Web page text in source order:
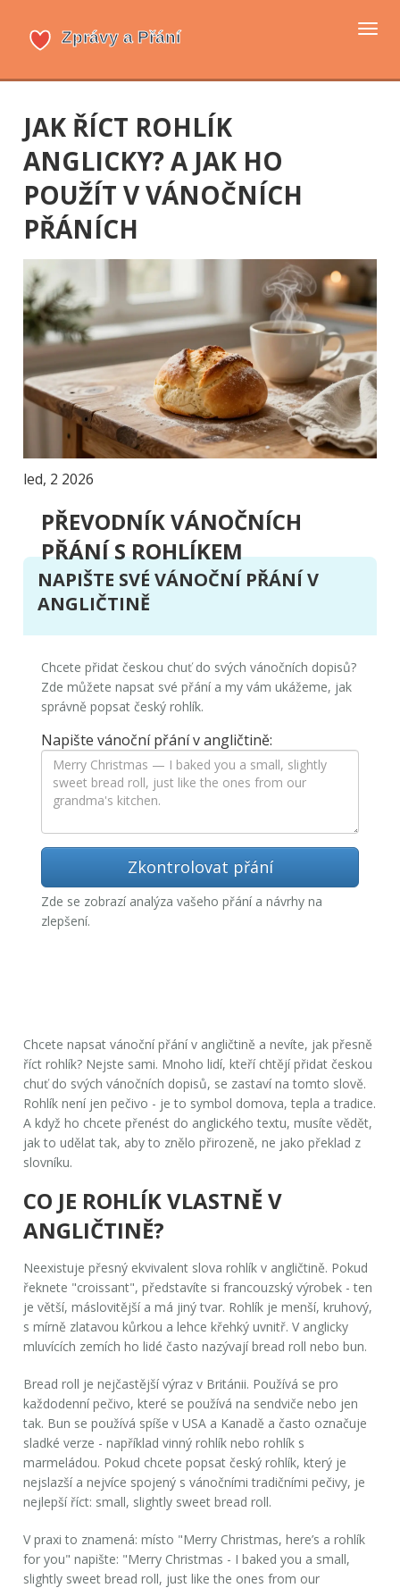
JAK ŘÍCT ROHLÍK
ANGLICKY? A JAK HO
POUŽÍT V VÁNOČNÍCH
PŘÁNÍCH
led, 2 2026
PŘEVODNÍK VÁNOČNÍCH
PŘÁNÍ S ROHLÍKEM
NAPIŠTE SVÉ VÁNOČNÍ PŘÁNÍ V
ANGLIČTINĚ
Chcete přidat českou chuť do svých vánočních dopisů?
Zde můžete napsat své přání a my vám ukážeme, jak
správně popsat český rohlík.
Napište vánoční přání v angličtině:
Zkontrolovat přání
Zde se zobrazí analýza vašeho přání a návrhy na
zlepšení.
Chcete napsat vánoční přání v angličtině a nevíte, jak přesně
říctrohlík? Nejste sami. Mnoho lidí, kteří chtějí přidat českou
chuť do svých vánočních dopisů, se zastaví na tomto slově.
Rohlík není jen pečivo - je to symbol domova, tepla a tradice.
A když ho chcete přenést do anglického textu, musíte vědět,
jak to udělat tak, aby to znělo přirozeně, ne jako překlad z
slovníku.
CO JE ROHLÍK VLASTNĚ V
ANGLIČTINĚ?
Neexistuje přesný ekvivalent slovarohlík v angličtině. Pokud
řeknete "croissant", představíte si francouzský výrobek - ten
je větší, máslovitější a má jiný tvar. Rohlík je menší, kruhový,
s mírně zlatavou kůrkou a lehce křehký uvnitř. V anglicky
mluvících zemích ho lidé často nazývajíbread roll nebobun.
Bread roll je nejčastější výraz v Británii. Používá se pro
každodenní pečivo, které se používá na sendviče nebo jen
tak. Bun se používá spíše v USA a Kanadě a často označuje
sladké verze - například vinný rohlík nebo rohlík s
marmeládou. Pokud chcete popsat český rohlík, který je
nejslazší a nejvíce spojený s vánočními tradičními pečivy, je
nejlepší říct: small, slightly sweet bread roll.
V praxi to znamená: místo "Merry Christmas, here’s a rohlík
for you" napište: "Merry Christmas - I baked you a small,
slightly sweet bread roll, just like the ones from our